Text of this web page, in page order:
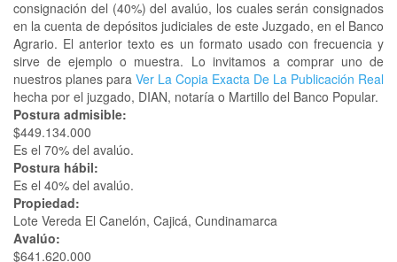
consignación del (40%) del avalúo, los cuales serán consignados
en la cuenta de depósitos judiciales de este Juzgado, en el Banco
Agrario. El anterior texto es un formato usado con frecuencia y
sirve de ejemplo o muestra. Lo invitamos a comprar uno de
nuestros planes para Ver La Copia Exacta De La Publicación Real
hecha por el juzgado, DIAN, notaría o Martillo del Banco Popular.
Postura admisible:
$449.134.000
Es el 70% del avalúo.
Postura hábil:
Es el 40% del avalúo.
Propiedad:
Lote Vereda El Canelón, Cajicá, Cundinamarca
Avalúo:
$641.620.000